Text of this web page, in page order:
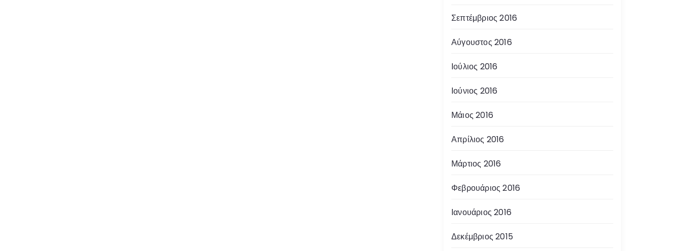
Σεπτέμβριος 2016
Αύγουστος 2016
Ιούλιος 2016
Ιούνιος 2016
Μάιος 2016
Απρίλιος 2016
Μάρτιος 2016
Φεβρουάριος 2016
Ιανουάριος 2016
Δεκέμβριος 2015